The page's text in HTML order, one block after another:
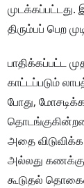
திரும்பப் பெற
பாதிக்கப்பட்ட
காட்டப்படும்
போது,
அதை
அல்லது
கூடுதல்